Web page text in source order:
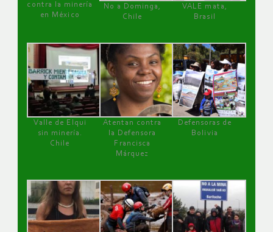
contra la minería
en México
No a Dominga,
Chile
VALE mata,
Brasil
Valle de Elqui
sin minería.
Chile
Atentan contra
la Defensora
Francisca
Márquez
Defensoras de
Bolivia